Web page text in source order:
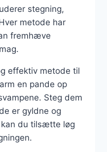
stegning,
metode har
fremhæve
effektiv metode til
en pande op
Steg dem
er gyldne og
kan du tilsætte løg